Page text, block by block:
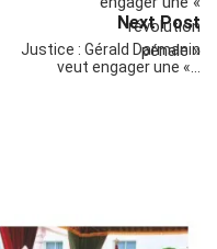
Next Post
Justice : Gérald Darmanin
veut engager une «…